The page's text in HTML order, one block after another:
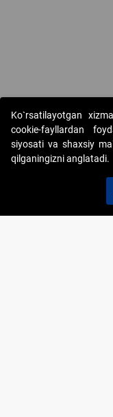
Copyright © 2017-2026.
tashkil etish" AJ.
Ko`rsatilayotgan
cookie-fayllardan
siyosati va shaxsiy
qilganingizni anglatadi.